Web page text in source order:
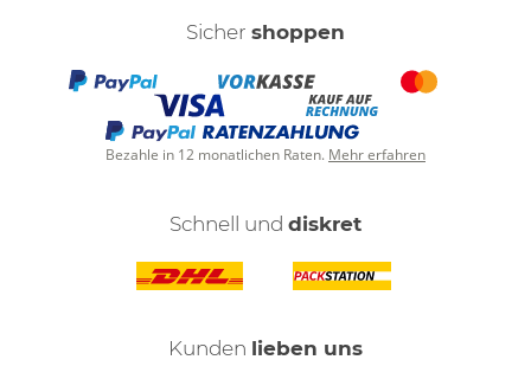
Sicher shoppen
Bezahle in 12 monatlichen Raten. Mehr erfahren
Schnell und diskret
Kunden lieben uns